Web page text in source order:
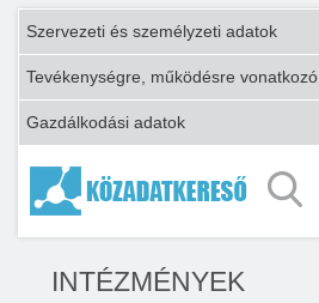
Szervezeti és személyzeti adatok
Tevékenységre, működésre vonatkozó
Gazdálkodási adatok
INTÉZMÉNYEK